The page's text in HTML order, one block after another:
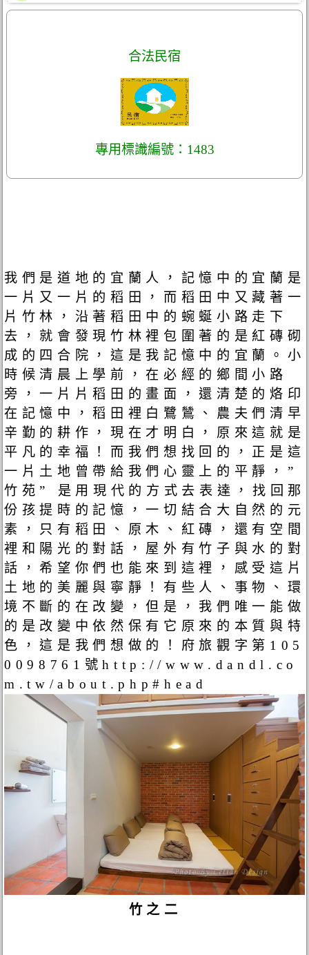
合法民宿
專用標識編號：1483
我們是道地的宜蘭人，記憶中的宜蘭是
一片又一片的稻田，而稻田中又藏著一
片竹林，沿著稻田中的蜿蜒小路走下
去，就會發現竹林裡包圍著的是紅磚砌
成的四合院，這是我記憶中的宜蘭。小
時候清晨上學前，在必經的鄉間小路
旁，一片片稻田的畫面，還清楚的烙印
在記憶中，稻田裡白鷺鷥、農夫們清早
辛勤的耕作，現在才明白，原來這就是
平凡的幸福！而我們想找回的，正是這
一片土地曾帶給我們心靈上的平靜，”
竹苑” 是用現代的方式去表達，找回那
份孩提時的記憶，一切結合大自然的元
素，只有稻田、原木、紅磚，還有空間
裡和陽光的對話，屋外有竹子與水的對
話，希望你們也能來到這裡，感受這片
土地的美麗與寧靜！有些人、事物、環
境不斷的在改變，但是，我們唯一能做
的是改變中依然保有它原來的本質與特
色，這是我們想做的！府旅觀字第105
0098761號http://www.dandl.co
m.tw/about.php#head
竹之二